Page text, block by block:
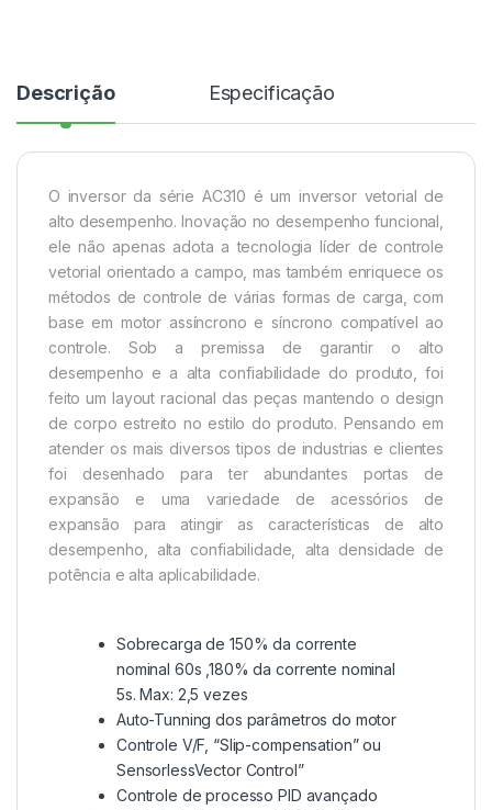
Descrição Especificação
O inversor da série AC310 é um inversor vetorial de
alto desempenho. Inovação no desempenho funcional,
ele não apenas adota a tecnologia líder de controle
vetorial orientado a campo, mas também enriquece os
métodos de controle de várias formas de carga, com
base em motor assíncrono e síncrono compatível ao
controle. Sob a premissa de garantir o alto
desempenho e a alta confiabilidade do produto, foi
feito um layout racional das peças mantendo o design
de corpo estreito no estilo do produto. Pensando em
atender os mais diversos tipos de industrias e clientes
foi desenhado para ter abundantes portas de
expansão e uma variedade de acessórios de
expansão para atingir as características de alto
desempenho, alta confiabilidade, alta densidade de
potência e alta aplicabilidade.
Sobrecarga de 150% da corrente
nominal 60s ,180% da corrente nominal
5s. Max: 2,5 vezes
Auto-Tunning dos parâmetros do motor
Controle V/F, “Slip-compensation” ou
SensorlessVector Control”
Controle de processo PID avançado